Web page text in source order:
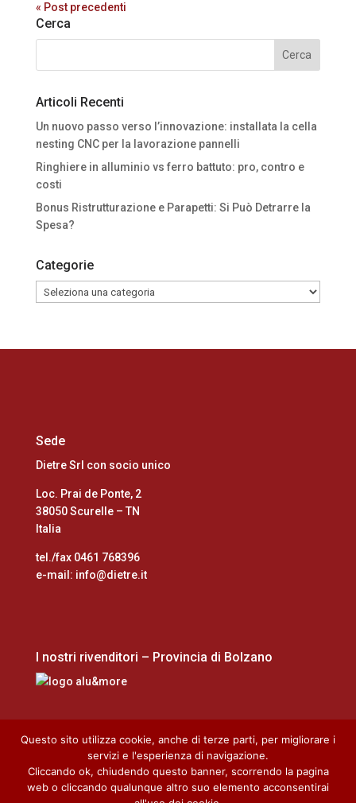
« Post precedenti
Cerca
Articoli Recenti
Un nuovo passo verso l’innovazione: installata la cella
nesting CNC per la lavorazione pannelli
Ringhiere in alluminio vs ferro battuto: pro, contro e
costi
Bonus Ristrutturazione e Parapetti: Si Può Detrarre la
Spesa?
Categorie
Categorie
Sede
Dietre Srl con socio unico
Loc. Prai de Ponte, 2
38050 Scurelle – TN
Italia
tel./fax 0461 768396
e-mail: info@dietre.it
I nostri rivenditori – Provincia di Bolzano
Home Cookie Policy
Privacy Policy
Download
Questo sito utilizza cookie, anche di terze parti, per migliorare i
servizi e l'esperienza di navigazione.
Cliccando ok, chiudendo questo banner, scorrendo la pagina
web o cliccando qualunque altro suo elemento acconsentirai